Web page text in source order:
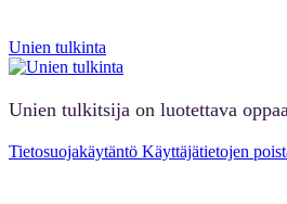
Unien tulkinta
Unien tulkitsija on luotettava
Tietosuojakäytäntö Käyttäjätietojen